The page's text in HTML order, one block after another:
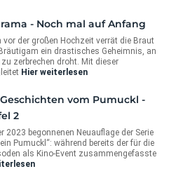
- Noch mal auf Anfang
vor der großen Hochzeit verrät die Braut
ein drastisches Geheimnis, an
zerbrechen droht. Mit dieser
Hier weiterlesen
vom Pumuckl -
2
2023 begonnenen Neuauflage der Serie
Pumuckl“: während bereits der für die
als Kino-Event zusammengefasste